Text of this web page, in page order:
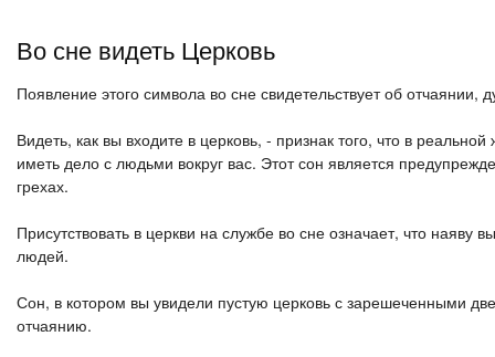
Во сне видеть Церковь
Появление этого символа во сне свидетельствует об
Видеть, как вы входите в церковь, - признак того, что в
иметь дело с людьми вокруг вас. Этот сон является
грехах.
Присутствовать в церкви на службе во сне означает, что
людей.
Сон, в котором вы увидели пустую церковь с зарешеченными
отчаянию.